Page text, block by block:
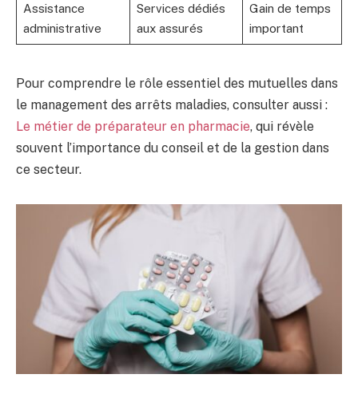
Assistance
administrative
Services dédiés
aux assurés
Gain de temps
important
Pour comprendre le rôle essentiel des mutuelles dans
le management des arrêts maladies, consulter aussi :
Le métier de préparateur en pharmacie, qui révèle
souvent l’importance du conseil et de la gestion dans
ce secteur.